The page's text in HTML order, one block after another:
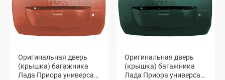
Оригинальная дверь
(крышка) багажника
Лада Приора универсал
Оригинальная дверь
(крышка) багажника
Лада Приора универсал